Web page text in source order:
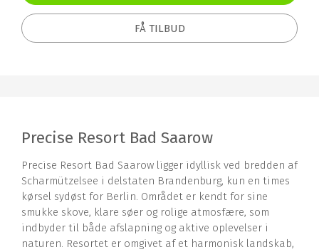
FÅ TILBUD
Precise Resort Bad Saarow
Precise Resort Bad Saarow ligger idyllisk ved bredden af
Scharmützelsee i delstaten Brandenburg, kun en times
kørsel sydøst for Berlin. Området er kendt for sine
smukke skove, klare søer og rolige atmosfære, som
indbyder til både afslapning og aktive oplevelser i
naturen. Resortet er omgivet af et harmonisk landskab,